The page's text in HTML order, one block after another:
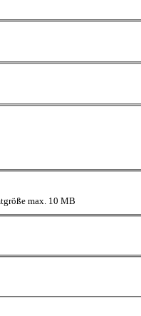
max. 10 MB